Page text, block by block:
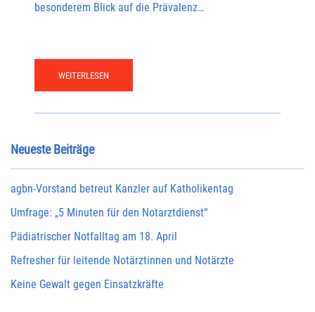
besonderem Blick auf die Prävalenz…
WEITERLESEN
Neueste Beiträge
agbn-Vorstand betreut Kanzler auf Katholikentag
Umfrage: „5 Minuten für den Notarztdienst“
Pädiatrischer Notfalltag am 18. April
Refresher für leitende Notärztinnen und Notärzte
Keine Gewalt gegen Einsatzkräfte